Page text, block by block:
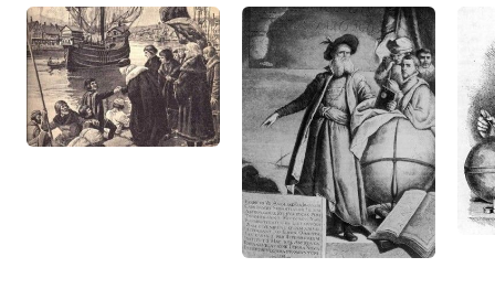
Джон (Джованни) Кабото родился в